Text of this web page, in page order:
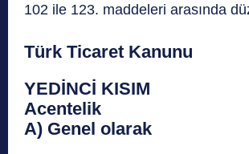
102 ile 123. maddeleri arasında
Türk Ticaret Kanunu
YEDİNCİ KISIM
Acentelik
A) Genel olarak